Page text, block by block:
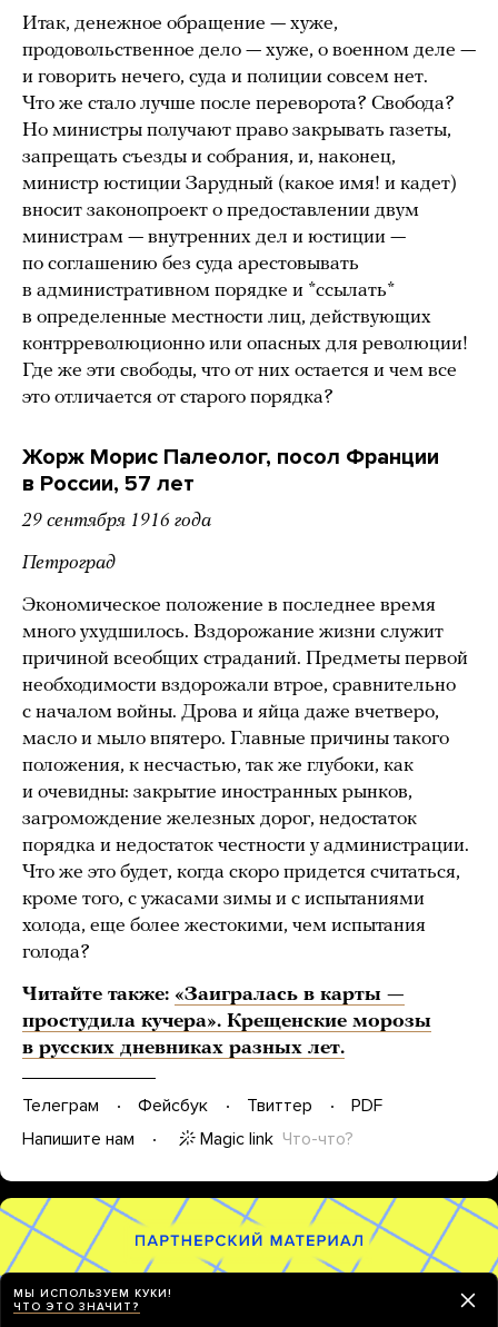
Итак, денежное обращение — хуже,
продовольственное дело — хуже, о военном деле —
и говорить нечего, суда и полиции совсем нет.
Что же стало лучше после переворота? Свобода?
Но министры получают право закрывать газеты,
запрещать съезды и собрания, и, наконец,
министр юстиции Зарудный (какое имя! и кадет)
вносит законопроект о предоставлении двум
министрам — внутренних дел и юстиции —
по соглашению без суда арестовывать
в административном порядке и *ссылать*
в определенные местности лиц, действующих
контрреволюционно или опасных для революции!
Где же эти свободы, что от них остается и чем все
это отличается от старого порядка?
Жорж Морис Палеолог, посол Франции
в России, 57 лет
29 сентября 1916 года
Петроград
Экономическое положение в последнее время
много ухудшилось. Вздорожание жизни служит
причиной всеобщих страданий. Предметы первой
необходимости вздорожали втрое, сравнительно
с началом войны. Дрова и яйца даже вчетверо,
масло и мыло впятеро. Главные причины такого
положения, к несчастью, так же глубоки, как
и очевидны: закрытие иностранных рынков,
загромождение железных дорог, недостаток
порядка и недостаток честности у администрации.
Что же это будет, когда скоро придется считаться,
кроме того, с ужасами зимы и с испытаниями
холода, еще более жестокими, чем испытания
голода?
Читайте также: «Заигралась в карты —
простудила кучера». Крещенские морозы
в русских дневниках разных лет.
Телеграм Фейсбук Твиттер
PDF
Напишите нам
Magic link Что-что?
МЫ ИСПОЛЬЗУЕМ КУКИ!
ЧТО ЭТО ЗНАЧИТ?